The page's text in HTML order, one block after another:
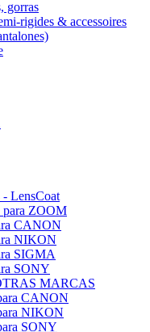
gorras
rigides & accessoires
- LensCoat
para ZOOM
CANON
NIKON
SIGMA
SONY
MARCAS
CANON
NIKON
SONY